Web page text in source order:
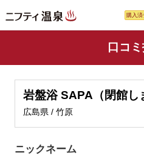
購入済
口コ
岩盤浴 SAPA（閉館し
広島県 / 竹原
ニックネーム